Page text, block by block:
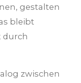
gestalten
bleibt
durch
zwischen